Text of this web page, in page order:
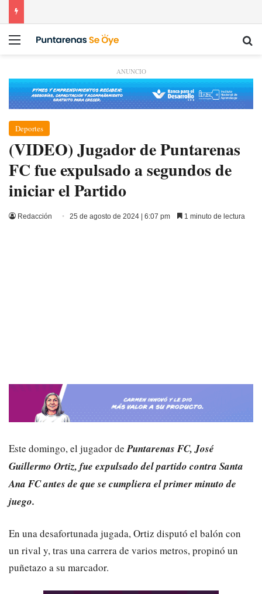
Menú
ANUNCIO
Deportes
(VIDEO) Jugador de Puntarenas
FC fue expulsado a segundos de
iniciar el Partido
Redacción 25 de agosto de 2024 | 6:07 pm 1 minuto de lectura
Este domingo, el jugador dePuntarenas FC, José
Guillermo Ortiz, fue expulsado del partido contra Santa
Ana FC antes de que se cumpliera el primer minuto de
juego.
En una desafortunada jugada, Ortiz disputó el balón con
un rival y, tras una carrera de varios metros, propinó un
puñetazo a su marcador.